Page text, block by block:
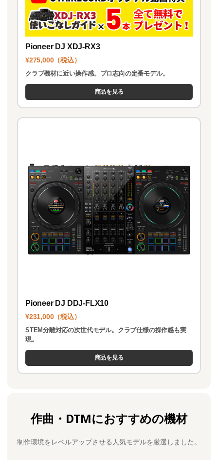
Pioneer DJ XDJ-RX3
¥275,000（税込）
クラブ機材に近い操作感。プロ志向の定番モデル。
商品を見る
Pioneer DJ DDJ-FLX10
¥231,000（税込）
STEM分離対応の次世代モデル。クラブ仕様の操作感も実
現。
商品を見る
作曲・DTMにおすすめの機材
制作環境をレベルアップさせる人気モデルを厳選しました。